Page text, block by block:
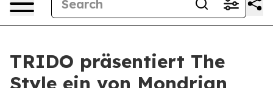
TRIDO präsentiert The
Style ein von Mondrian